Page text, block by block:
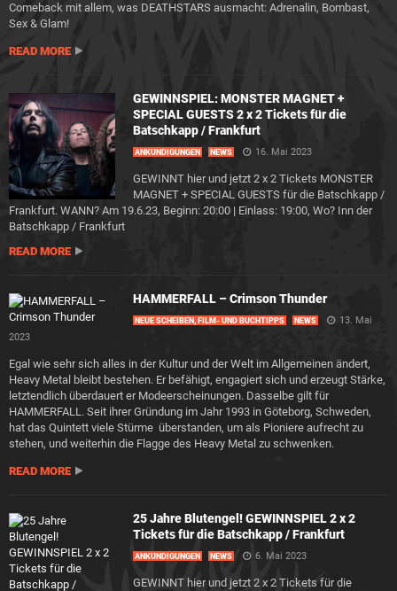
Comeback mit allem, was DEATHSTARS ausmacht: Adrenalin, Bombast,
Sex & Glam!
READ MORE
GEWINNSPIEL: MONSTER MAGNET +
SPECIAL GUESTS 2 x 2 Tickets für die
Batschkapp / Frankfurt
ANKÜNDIGUNGEN NEWS 16. Mai 2023
GEWINNT hier und jetzt 2 x 2 Tickets MONSTER
MAGNET + SPECIAL GUESTS für die Batschkapp /
Frankfurt. WANN? Am 19.6.23, Beginn: 20:00 | Einlass: 19:00, Wo? Inn der
Batschkapp / Frankfurt
READ MORE
HAMMERFALL – Crimson Thunder
NEUE SCHEIBEN, FILM- UND BUCHTIPPS NEWS
13. Mai
2023
Egal wie sehr sich alles in der Kultur und der Welt im Allgemeinen ändert,
Heavy Metal bleibt bestehen. Er befähigt, engagiert sich und erzeugt Stärke,
letztendlich überdauert er Modeerscheinungen. Dasselbe gilt für
HAMMERFALL. Seit ihrer Gründung im Jahr 1993 in Göteborg, Schweden,
hat das Quintett viele Stürme überstanden, um als Pioniere aufrecht zu
stehen, und weiterhin die Flagge des Heavy Metal zu schwenken.
READ MORE
25 Jahre Blutengel! GEWINNSPIEL 2 x 2
Tickets für die Batschkapp / Frankfurt
ANKÜNDIGUNGEN NEWS 6. Mai 2023
GEWINNT hier und jetzt 2 x 2 Tickets für die